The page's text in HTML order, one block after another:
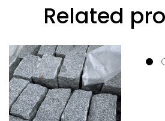
Related